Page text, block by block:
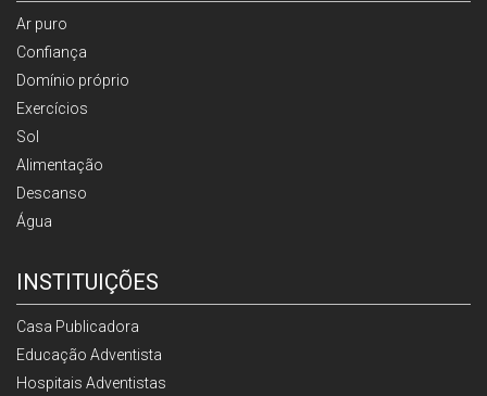
Ar puro
Confiança
Domínio próprio
Exercícios
Sol
Alimentação
Descanso
Água
INSTITUIÇÕES
Casa Publicadora
Educação Adventista
Hospitais Adventistas